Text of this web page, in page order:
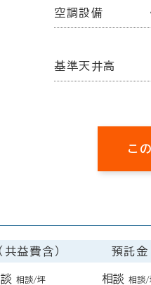
空調設備
基準天井高
こ
共益費含） 預託金
相談/坪 相談 相談/